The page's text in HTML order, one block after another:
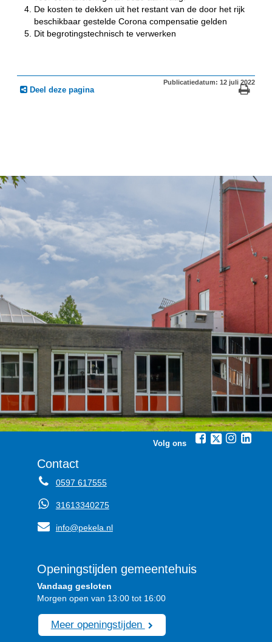
De kosten te dekken uit het restant van de door het rijk
beschikbaar gestelde Corona compensatie gelden
Dit begrotingstechnisch te verwerken
Deel deze pagina
Publicatiedatum: 12 juli 2022
Volg ons
Contact
0597 617555
31613340275
info@pekela.nl
Openingstijden gemeentehuis
Vandaag gesloten
Morgen open van 13:00 tot 16:00
Meer openingstijden